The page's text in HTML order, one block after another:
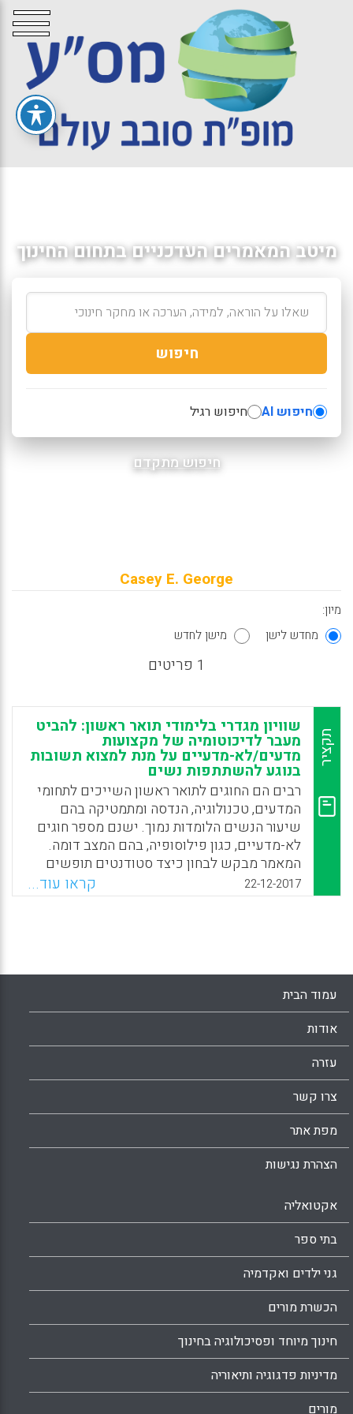
מיטב המאמרים העדכניים בתחום החינוך
חיפוש
חיפוש AI חיפוש רגיל
חיפוש מתקדם
Casey E. George
מיון:
מחדש לישן
מישן לחדש
1 פריטים
תקציר
שוויון מגדרי בלימודי תואר ראשון: להביט
מעבר לדיכוטומיה של מקצועות
מדעים/לא-מדעיים על מנת למצוא תשובות
בנוגע להשתתפות נשים
רבים הם החוגים לתואר ראשון השייכים לתחומי
המדעים, טכנולוגיה, הנדסה ומתמטיקה בהם
שיעור הנשים הלומדות נמוך. ישנם מספר חוגים
לא-מדעיים, כגון פילוסופיה, בהם המצב דומה.
המאמר מבקש לבחון כיצד סטודנטים תופשים
את המקצועות הנלמדים במסגרת לימודי תואר
ראשון והאם התפישה שקיימת הפליה מגדרית
אינו היות המקצוע מדעי או לא-מדעי, אלא שילוב
של מאפיינים שונים של המקצוע, כגון האם
המקצוע נתפש כמתמטי, מדעי, מסייע לאנשים או
22-12-2017 קראו עוד...
עמוד הבית
אודות
עזרה
צרו קשר
מפת אתר
הצהרת נגישות
אקטואליה
בתי ספר
גני ילדים ואקדמיה
הכשרת מורים
חינוך מיוחד ופסיכולוגיה בחינוך
מדיניות פדגוגיה ותיאוריה
מורים